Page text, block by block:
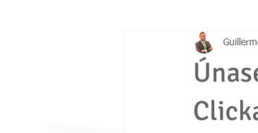
insolvencia deudas
economia solidaria